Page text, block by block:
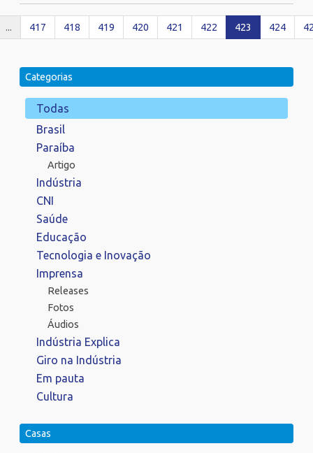
... 417 418 419 420 421 422 423 424
Categorias
Todas
Brasil
Paraíba
Artigo
Indústria
CNI
Saúde
Educação
Tecnologia e Inovação
Imprensa
Releases
Fotos
Áudios
Indústria Explica
Giro na Indústria
Em pauta
Cultura
Casas